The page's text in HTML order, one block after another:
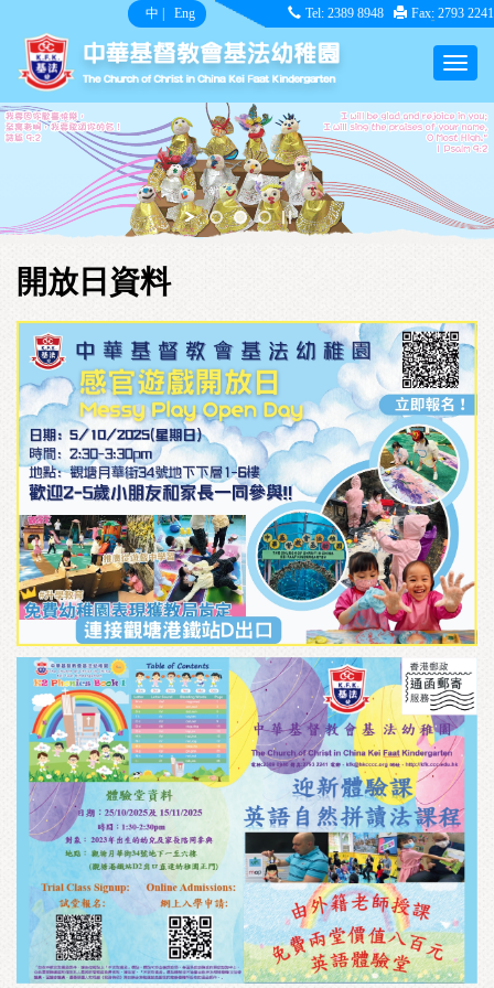
中 Eng Tel: 2389 8948 Fax: 2793 2241
開放日資料